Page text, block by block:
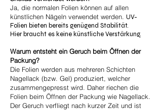
Ja, die normalen Folien können auf allen
künstlichen Nägeln verwendet werden. UV-
Folien bieten bereits genügend Stabilität.
Hier braucht es keine künstliche Verstärkung.
Warum entsteht ein Geruch beim Öffnen der
Packung?
Die Folien werden aus mehreren Schichten
Nagellack (bzw. Gel) produziert, welcher
zusammengepresst wird. Daher riechen die
Folien beim Öffnen der Packung wie Nagellack.
Der Geruch verfliegt nach kurzer Zeit und ist